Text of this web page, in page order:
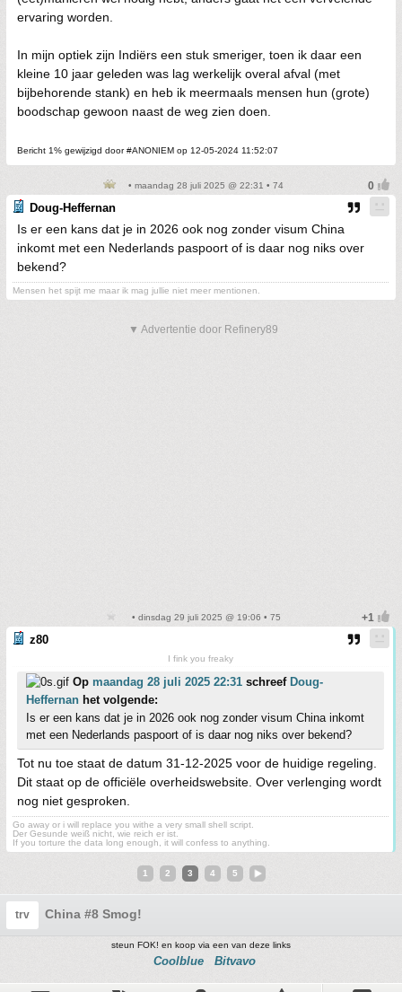
ervaring worden.
In mijn optiek zijn Indiërs een stuk smeriger, toen ik daar een
kleine 10 jaar geleden was lag werkelijk overal afval (met
bijbehorende stank) en heb ik meermaals mensen hun (grote)
boodschap gewoon naast de weg zien doen.
Bericht 1% gewijzigd door #ANONIEM op 12-05-2024 11:52:07
• maandag 28 juli 2025 @ 22:31 • 74
Doug-Heffernan
Is er een kans dat je in 2026 ook nog zonder visum China
inkomt met een Nederlands paspoort of is daar nog niks over
bekend?
Mensen het spijt me maar ik mag jullie niet meer mentionen.
▼ Advertentie door Refinery89
• dinsdag 29 juli 2025 @ 19:06 • 75
z80
I fink you freaky
Op maandag 28 juli 2025 22:31 schreef Doug-
Heffernan het volgende:
Is er een kans dat je in 2026 ook nog zonder visum China inkomt
met een Nederlands paspoort of is daar nog niks over bekend?
Tot nu toe staat de datum 31-12-2025 voor de huidige regeling.
Dit staat op de officiële overheidswebsite. Over verlenging wordt
nog niet gesproken.
Go away or i will replace you withe a very small shell script.
Der Gesunde weiß nicht, wie reich er ist.
If you torture the data long enough, it will confess to anything.
1 2 3 4 5
trv China #8 Smog!
steun FOK! en koop via een van deze links
Coolblue Bitvavo